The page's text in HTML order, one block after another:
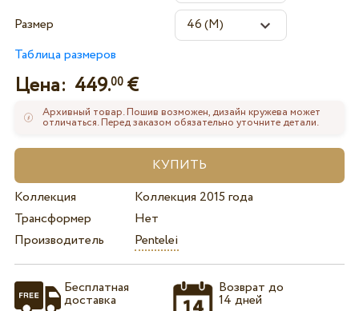
Размер
Таблица размеров
Цена: 449.00€
Архивный товар. Пошив возможен, дизайн кружева может
отличаться. Перед заказом обязательно уточните детали.
Коллекция
Коллекция 2015 года
Трансформер
Нет
Производитель
Pentelei
Бесплатная
доставка
Возврат до
14 дней